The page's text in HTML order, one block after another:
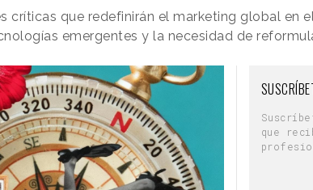
críticas que redefinirán el marketing global en
emergentes y la necesidad de
que